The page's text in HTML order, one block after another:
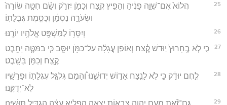
25
הֲלוֹא֙ אִם־שִׁוָּ֣ה פָנֶ֔יהָ וְהֵפִ֥יץ קֶ֖צַח וְכַמֹּ֣ן יִזְרֹ֑ק וְשָׂ֨ם חִטָּ֤ה שׂוֹרָה֙
וּשְׂעֹרָ֣ה נִסְמָ֔ן וְכֻסֶּ֖מֶת גְּבֻלָתֽוֹ׃
26 וְיִסְּר֥וֹ לַמִּשְׁפָּ֖ט אֱלֹהָ֥יו יוֹרֶֽנּוּ׃
27
כִּ֣י לֹ֤א בֶֽחָרוּץ֙ י֣וּדַשׁ קֶ֔צַח וְאוֹפַ֣ן עֲגָלָ֔ה עַל־כַּמֹּ֖ן יוּסָּ֑ב כִּ֧י בַמַּטֶּ֛ה יֵחָ֥בֶט
קֶ֖צַח וְכַמֹּ֥ן בַּשָּֽׁבֶט׃
28
לֶ֣חֶם יוּדָ֔ק כִּ֛י לֹ֥א לָנֶ֖צַח אָד֣וֹשׁ יְדוּשֶׁ֑נּוּ וְ֠הָמַם גִּלְגַּ֧ל עֶגְלָת֛וֹ וּפָרָשָׁ֖יו
לֹֽא־יְדֻקֶּֽנּוּ׃
29 גַּם־זֹ֕את מֵעִ֛ם יְהוָ֥ה צְבָא֖וֹת יָצָ֑אָה הִפְלִ֣יא עֵצָ֔ה הִגְדִּ֖יל תּוּשִׁיָּֽה׃